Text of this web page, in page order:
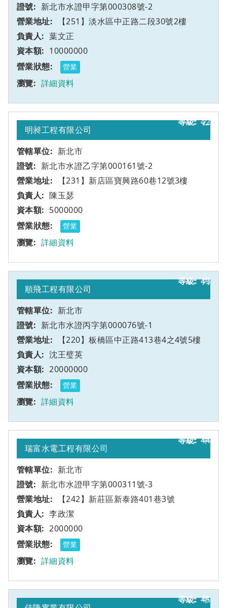
新北市水證甲字第000308號-2
【251】淡水區中正路二段30號2樓
葉文正
10000000
營業
詳細資料
42
明昶工程有限公司
新北市
新北市水證乙字第000161號-2
【231】新店區寶興路60巷12號3樓
乙
陳玉瑟
5000000
營業
詳細資料
43
順飛工程有限公司
新北市
新北市水證丙字第000076號-1
【220】板橋區中正路413巷4之4號5樓
丙
沈王璧英
20000000
營業
詳細資料
44
瑞富水電工程有限公司
新北市
新北市水證甲字第000311號-3
【242】新莊區新泰路401巷3號
甲
李政潔
2000000
營業
詳細資料
45
甲